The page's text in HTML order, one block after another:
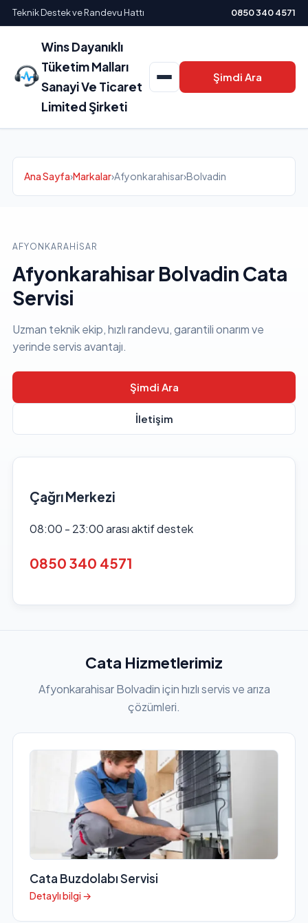
Teknik Destek ve Randevu Hattı 0850 340 4571
Wins Dayanıklı
Tüketim Malları
Sanayi Ve Ticaret
Limited Şirketi
Şimdi Ara
Ana Sayfa›Markalar›Afyonkarahisar›Bolvadin
AFYONKARAHISAR
Afyonkarahisar Bolvadin Cata
Servisi
Uzman teknik ekip, hızlı randevu, garantili onarım ve
yerinde servis avantajı.
Şimdi Ara
İletişim
Çağrı Merkezi
08:00 - 23:00 arası aktif destek
0850 340 4571
Cata Hizmetlerimiz
Afyonkarahisar Bolvadin için hızlı servis ve arıza
çözümleri.
Cata Buzdolabı Servisi
Detaylı bilgi →